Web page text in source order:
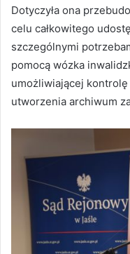
Dotyczyła ona
celu całkowitego
szczególnymi
pomocą wózka
umożliwiającej
utworzenia archiwum